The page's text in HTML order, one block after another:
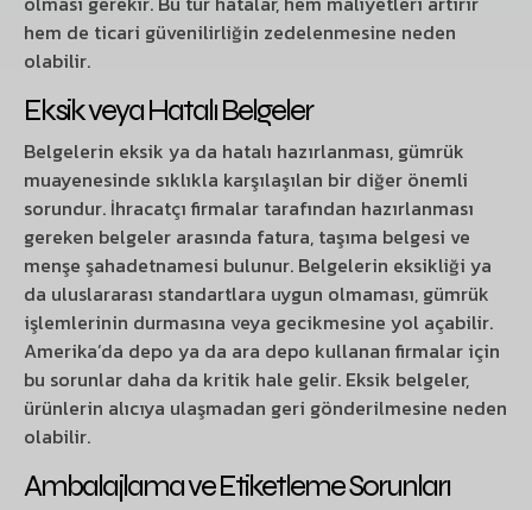
hem de ticari güvenilirliğin zedelenmesine neden
olabilir.
Eksik veya Hatalı Belgeler
Belgelerin eksik ya da hatalı hazırlanması, gümrük
muayenesinde sıklıkla karşılaşılan bir diğer önemli
sorundur. İhracatçı firmalar tarafından hazırlanması
gereken belgeler arasında fatura, taşıma belgesi ve
menşe şahadetnamesi bulunur. Belgelerin eksikliği ya
da uluslararası standartlara uygun olmaması, gümrük
işlemlerinin durmasına veya gecikmesine yol açabilir.
Amerika’da depo ya da ara depo kullanan firmalar için
bu sorunlar daha da kritik hale gelir. Eksik belgeler,
ürünlerin alıcıya ulaşmadan geri gönderilmesine neden
olabilir.
Ambalajlama ve Etiketleme Sorunları